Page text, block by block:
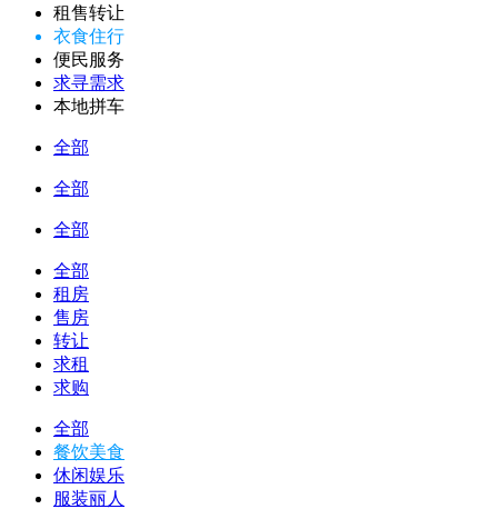
租售转让
衣食住行
便民服务
求寻需求
本地拼车
全部
全部
全部
全部
租房
售房
转让
求租
求购
全部
餐饮美食
休闲娱乐
服装丽人